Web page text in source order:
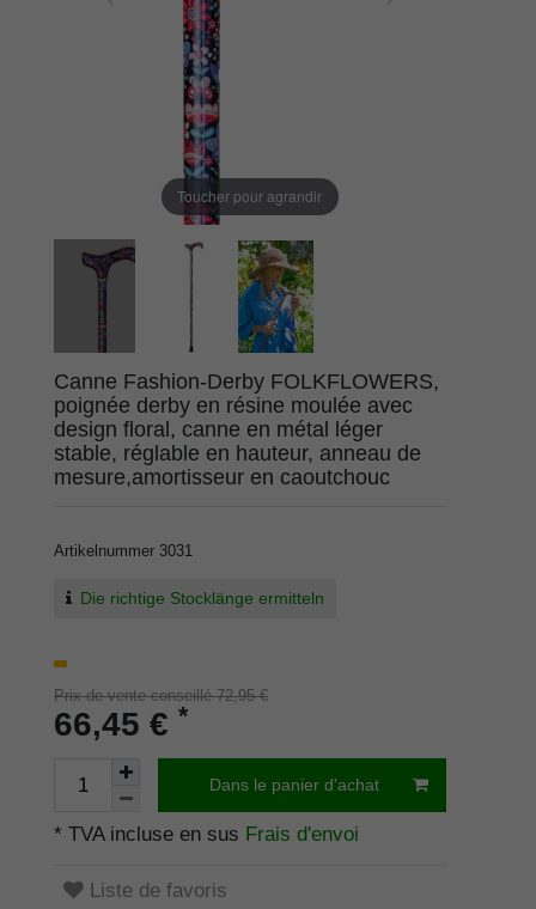
Toucher pour agrandir
Canne Fashion-Derby FOLKFLOWERS,
poignée derby en résine moulée avec
design floral, canne en métal léger
stable, réglable en hauteur, anneau de
mesure,amortisseur en caoutchouc
Artikelnummer 3031
Die richtige Stocklänge ermitteln
Prix de vente conseillé 72,95 €
66,45 € *
Dans le panier d'achat
* TVA incluse en sus Frais d'envoi
Liste de favoris